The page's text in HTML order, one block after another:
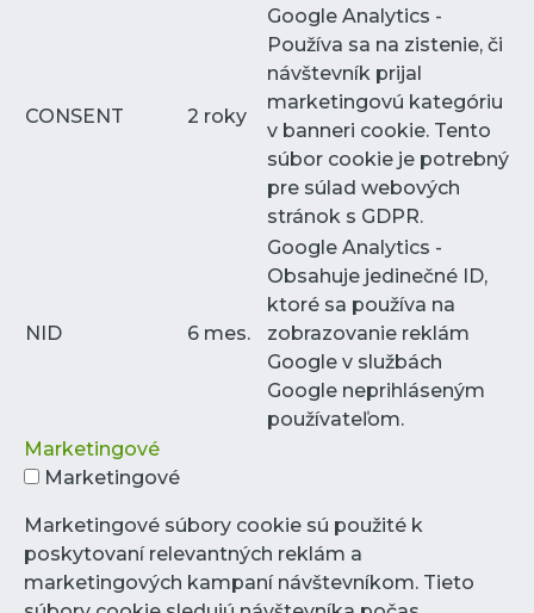
CONSENT 2 roky
Google Analytics -
Používa sa na zistenie, či
návštevník prijal
marketingovú kategóriu
v banneri cookie. Tento
súbor cookie je potrebný
pre súlad webových
stránok s GDPR.
NID 6 mes.
Google Analytics -
Obsahuje jedinečné ID,
ktoré sa používa na
zobrazovanie reklám
Google v službách
Google neprihláseným
používateľom.
Marketingové
Marketingové
Marketingové súbory cookie sú použité k
poskytovaní relevantných reklám a
marketingových kampaní návštevníkom. Tieto